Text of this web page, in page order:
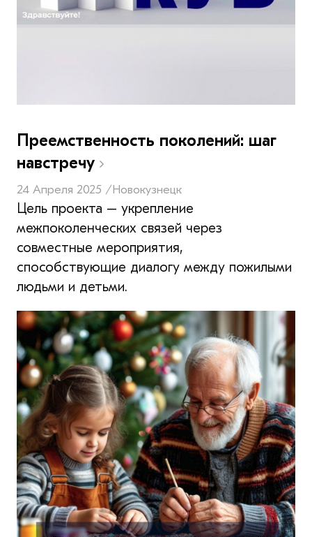
Преемственность поколений: шаг
навстречу
24 Апреля 2025 /Новокузнецк
Цель проекта – укрепление
межпоколенческих связей через
совместные мероприятия,
способствующие диалогу между пожилыми
людьми и детьми.